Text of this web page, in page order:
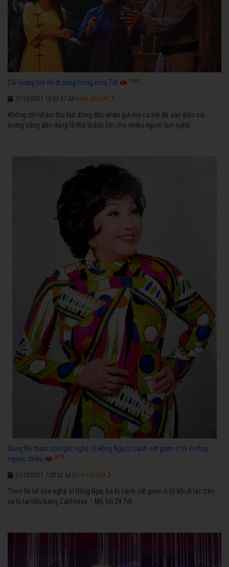
Cải lương tìm lối đi riêng trong mùa Tết 3949
11/10/2021 10:01:57 SA
Không chỉ nhằm thu hút đông đảo khán giả mà cơ hội để sàn diễn cải
lương sáng đèn đang là thử thách lớn cho nhiều người làm nghề
Xem chi tiết
Sang Mỹ thăm con gái, nghệ sĩ Hồng Nga bị cảnh sát giam ô tô vì chạy
ngược chiều
3873
11/10/2021 7:00:52 SA
Theo lời kể của nghệ sĩ Hồng Nga, bà bị cảnh sát giam ô tô khi đi lạc trên
xa lộ tại tiểu bang California – Mỹ, tối 29 Tết.
Xem chi tiết